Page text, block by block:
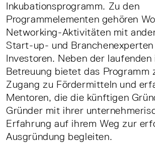
Inkubationsprogramm. Zu den
Programmelementen gehören
Networking-Aktivitäten mit
Start-up- und
Investoren. Neben der laufenden
Betreuung bietet das Programm
Zugang zu Fördermitteln und
Mentoren, die die künftigen
Gründer mit ihrer
Erfahrung auf ihrem Weg zur
Ausgründung begleiten.